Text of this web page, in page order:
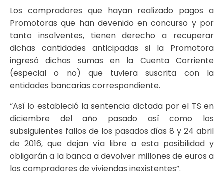
Los compradores que hayan realizado pagos a
Promotoras que han devenido en concurso y por
tanto insolventes, tienen derecho a recuperar
dichas cantidades anticipadas si la Promotora
ingresó dichas sumas en la Cuenta Corriente
(especial o no) que tuviera suscrita con la
entidades bancarias correspondiente.
“Así lo estableció la sentencia dictada por el TS en
diciembre del año pasado así como los
subsiguientes fallos de los pasados días 8 y 24 abril
de 2016, que dejan vía libre a esta posibilidad y
obligarán a la banca a devolver millones de euros a
los compradores de viviendas inexistentes”.